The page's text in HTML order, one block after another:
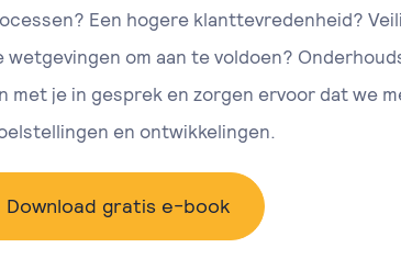
Een hogere klanttevredenheid?
wetgevingen om aan te voldoen?
met je in gesprek en zorgen ervoor dat we
en ontwikkelingen.
Download gratis e-book